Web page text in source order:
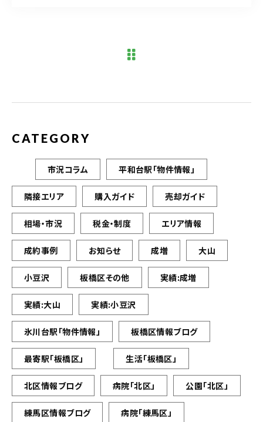
CATEGORY
市況コラム 平和台駅「物件情報」
隣接エリア 購入ガイド 売却ガイド
相場・市況 税金・制度 エリア情報
成約事例 お知らせ 成増 大山
小豆沢 板橋区その他 実績:成増
実績:大山 実績:小豆沢
氷川台駅「物件情報」 板橋区情報ブログ
最寄駅「板橋区」 生活「板橋区」
北区情報ブログ 病院「北区」 公園「北区」
練馬区情報ブログ 病院「練馬区」
お問い合わせはこちら